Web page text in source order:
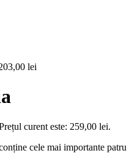
lei
curent este: 259,00 lei.
cele mai importante